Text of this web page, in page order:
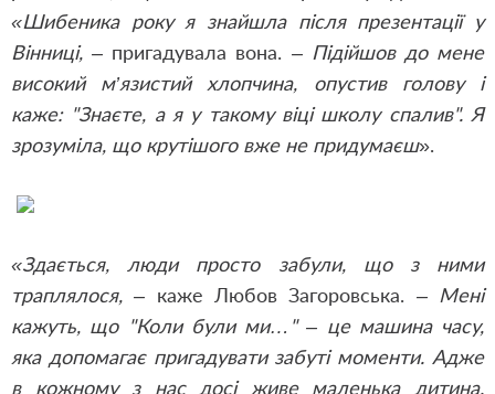
«Шибеника року я знайшла після презентації у
Вінниці,– пригадувала вона. –Підійшов до мене
високий м’язистий хлопчина, опустив голову і
каже: "Знаєте, а я у такому віці школу спалив". Я
зрозуміла, що крутішого вже не придумаєш».
«Здається, люди просто забули, що з ними
траплялося,– каже Любов Загоровська. – Мені
кажуть, що "Коли були ми…"– це машина часу,
яка допомагає пригадувати забуті моменти. Адже
в кожному з нас досі живе маленька дитина.